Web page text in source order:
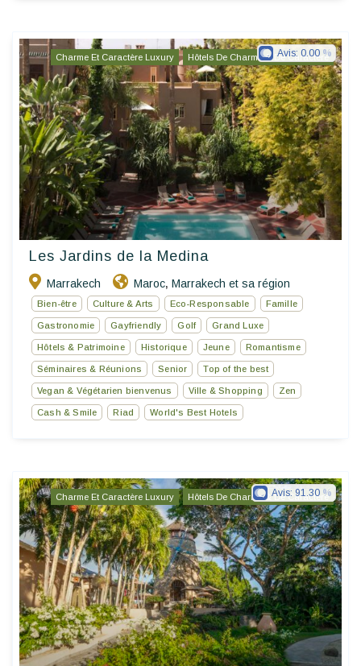
Charme Et Caractère Luxury Hôtels De Charme & De Caractère
Les Jardins de la Medina
Marrakech Maroc, Marrakech et sa région
Avis: 0.00
Bien-être Culture & Arts Eco-Responsable Famille
Gastronomie Gayfriendly Golf Grand Luxe
Hôtels & Patrimoine Historique Jeune Romantisme
Séminaires & Réunions Senior Top of the best
Vegan & Végétarien bienvenus Ville & Shopping Zen
Cash & Smile Riad World's Best Hotels
Charme Et Caractère Luxury Hôtels De Charme & De Caractère
Avis: 91.30